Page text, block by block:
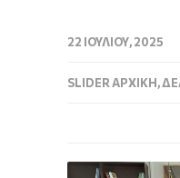
22 ΙΟΥΛΊΟΥ, 2025
SLIDER ΑΡΧΙΚΉ,